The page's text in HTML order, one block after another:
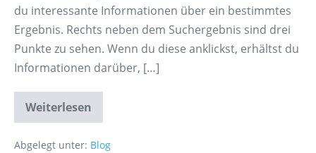
du interessante Informationen über ein bestimmtes
Ergebnis. Rechts neben dem Suchergebnis sind drei
Punkte zu sehen. Wenn du diese anklickst, erhältst du
Informationen darüber, […]
Weiterlesen
Abgelegt unter: Blog